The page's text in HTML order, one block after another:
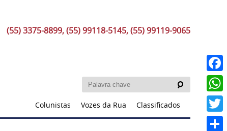
(55) 3375-8899, (55) 99118-5145, (55) 99119-9065
Colunistas
Vozes da Rua Classificados